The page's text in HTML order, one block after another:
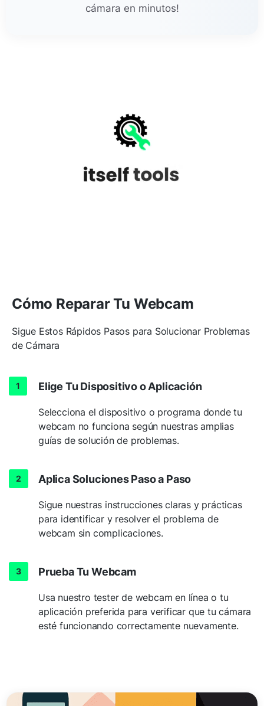
cámara en minutos!
Cómo Reparar Tu Webcam
Sigue Estos Rápidos Pasos para Solucionar Problemas
de Cámara
Elige Tu Dispositivo o Aplicación
Selecciona el dispositivo o programa donde tu
webcam no funciona según nuestras amplias
guías de solución de problemas.
Aplica Soluciones Paso a Paso
Sigue nuestras instrucciones claras y prácticas
para identificar y resolver el problema de
webcam sin complicaciones.
Prueba Tu Webcam
Usa nuestro tester de webcam en línea o tu
aplicación preferida para verificar que tu cámara
esté funcionando correctamente nuevamente.